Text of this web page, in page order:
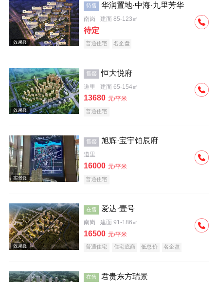
效果图
效果图
效果图
待售 华润置地·中海·九里芳华
南岗 建面 85-123㎡
待定
普通住宅 名企盘
售罄 恒大悦府
道里 建面 65-154㎡
13680 元/平米
普通住宅
售罄 旭辉·宝宇铂辰府
道里
16000 元/平米
普通住宅
在售 爱达·壹号
南岗 建面 91-186㎡
16500 元/平米
普通住宅 住宅底商 低总价 名企盘
在售 君贵东方瑞景